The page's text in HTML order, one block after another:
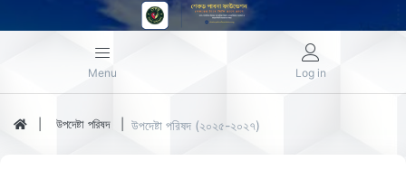
Menu Log in
উপদেষ্টা পরিষদ উপদেষ্টা পরিষদ (২০২৫-২০২৭)